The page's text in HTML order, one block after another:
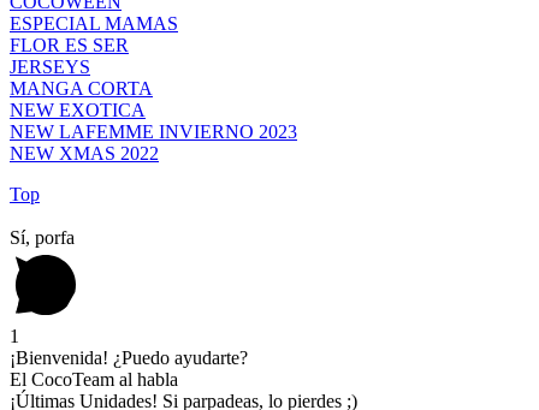
ESPECIAL MAMAS
FLOR ES SER
JERSEYS
MANGA CORTA
NEW EXOTICA
NEW LAFEMME INVIERNO 2023
NEW XMAS 2022
Top
Sí, porfa
1
¡Bienvenida! ¿Puedo ayudarte?
El CocoTeam al habla
¡Últimas Unidades! Si parpadeas, lo pierdes ;)